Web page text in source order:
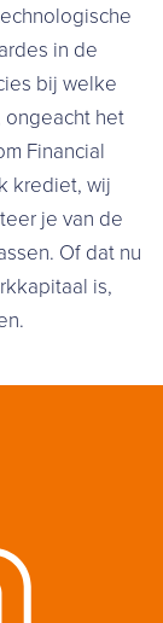
in de
bij welke
het
Financial
krediet, wij
je van de
Of dat nu
is,